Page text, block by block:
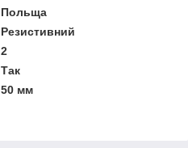
Польща
Резистивний
2
Так
50 мм